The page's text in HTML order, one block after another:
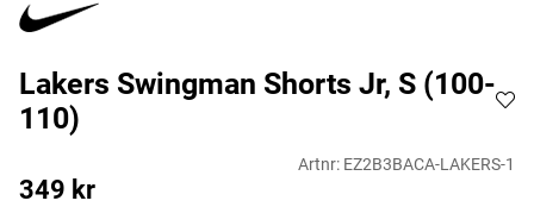
Lakers Swingman Shorts Jr, S (100-
110)
Artnr: EZ2B3BACA-LAKERS-1
349 kr